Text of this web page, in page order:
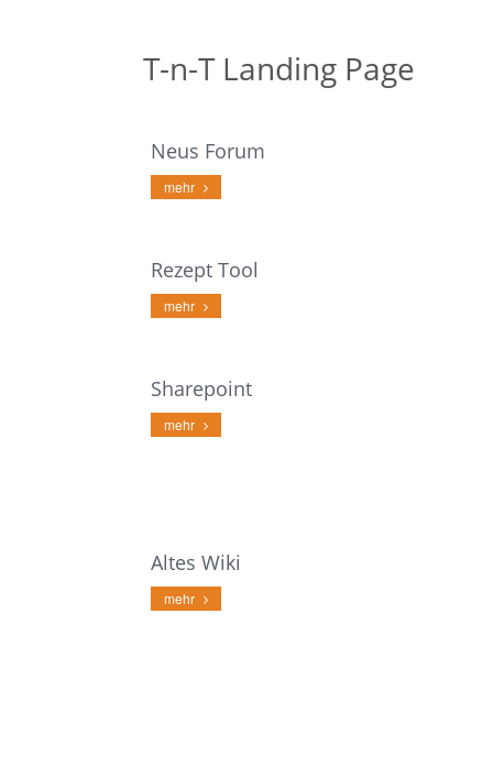
T-n-T Landing Page
Neus Forum
mehr
Rezept Tool
mehr
Sharepoint
mehr
Altes Wiki
mehr